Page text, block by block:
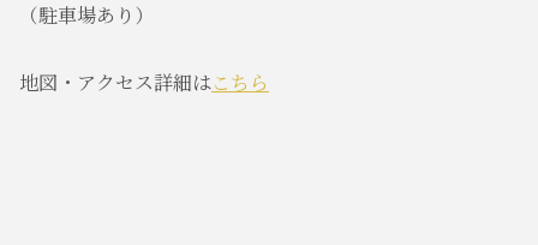
（駐車場あり）
地図・アクセス詳細はこちら